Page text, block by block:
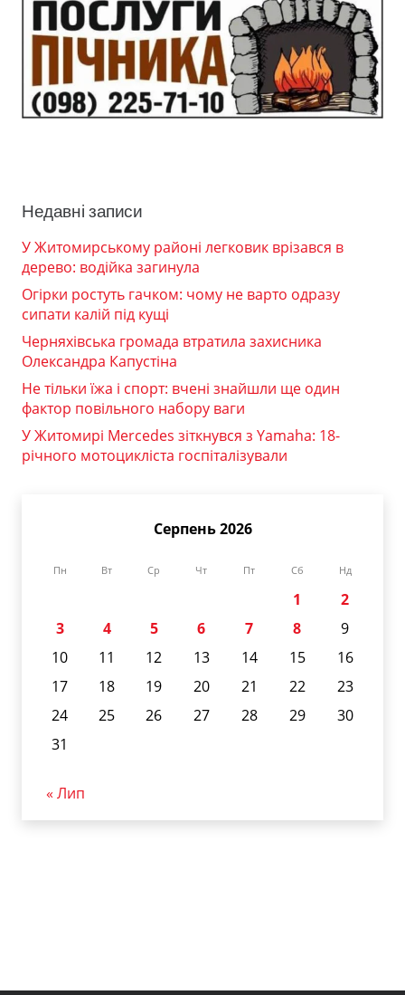
Недавні записи
У Житомирському районі легковик врізався в
дерево: водійка загинула
Огірки ростуть гачком: чому не варто одразу
сипати калій під кущі
Черняхівська громада втратила захисника
Олександра Капустіна
Не тільки їжа і спорт: вчені знайшли ще один
фактор повільного набору ваги
У Житомирі Mercedes зіткнувся з Yamaha: 18-
річного мотоцикліста госпіталізували
Серпень 2026
Пн Вт Ср Чт Пт Сб Нд
1
2
3
4 5 6 7 8
9
10
11 12 13 14 15
16
17
18 19 20 21 22
23
24
25 26 27 28 29
30
31
« Лип